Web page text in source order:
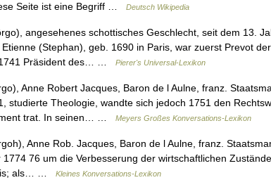
Seite ist eine Begriff …
Deutsch Wikipedia
angesehenes schottisches Geschlecht, seit dem 13.
(Stephan), geb. 1690 in Paris, war zuerst Prevot
Präsident des… …
Pierer's Universal-Lexikon
Anne Robert Jacques, Baron de l Aulne, franz.
studierte Theologie, wandte sich jedoch 1751 den
trat. In seinen… …
Meyers Großes Konversations-Lexikon
Anne Rob. Jacques, Baron de l Aulne, franz.
76 um die Verbesserung der wirtschaftlichen
als… …
Kleines Konversations-Lexikon